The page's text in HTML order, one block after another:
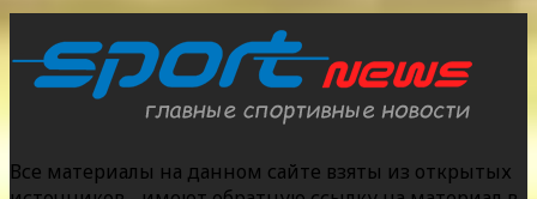
Все материалы на данном сайте взяты из открытых